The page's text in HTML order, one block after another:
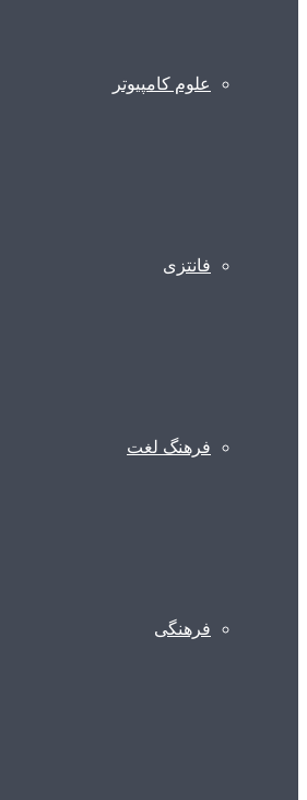
علوم کامپیوتر
فانتزی
فرهنگ لغت
فرهنگی